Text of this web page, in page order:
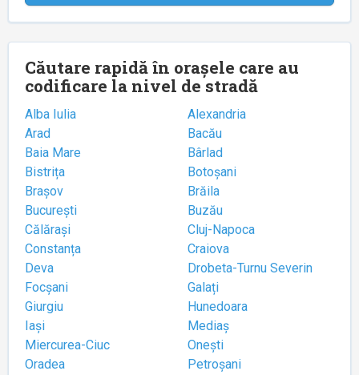
Căutare rapidă în orașele care au
codificare la nivel de stradă
Alba Iulia
Alexandria
Arad
Bacău
Baia Mare
Bârlad
Bistrița
Botoșani
Brașov
Brăila
București
Buzău
Călărași
Cluj-Napoca
Constanța
Craiova
Deva
Drobeta-Turnu Severin
Focșani
Galați
Giurgiu
Hunedoara
Iași
Mediaș
Miercurea-Ciuc
Onești
Oradea
Petroșani